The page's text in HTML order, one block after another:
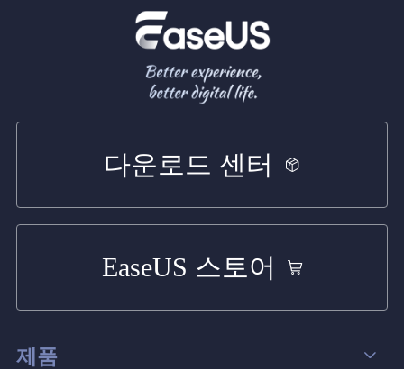
다운로드 센터
EaseUS 스토어
제품